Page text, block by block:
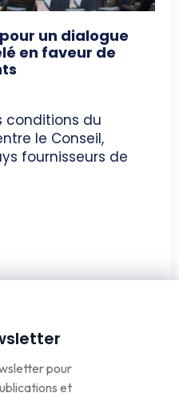
un dialogue
en faveur de
conditions du
le Conseil,
fournisseurs de
pour
et